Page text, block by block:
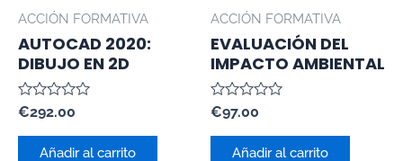
ACCIÓN FORMATIVA
AUTOCAD 2020:
DIBUJO EN 2D
Valorado
0
€292.00
Añadir al carrito
ACCIÓN FORMATIVA
EVALUACIÓN DEL
IMPACTO AMBIENTAL
Valorado
con
0
€97.00
Añadir al carrito